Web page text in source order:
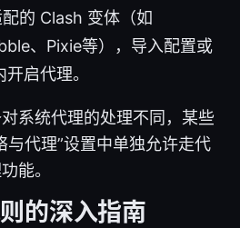
的 Clash 变体（如
、Pixie等），导入配置或
启代理。
系统代理的处理不同，某些
与代理”设置中单独允许走代
能。
的深入指南